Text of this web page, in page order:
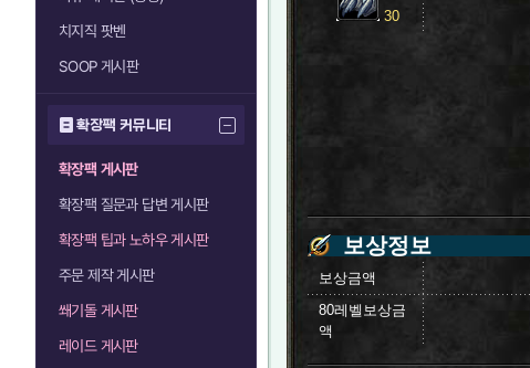
치지직 팟벤
SOOP 게시판
확장팩 커뮤니티
확장팩 게시판
확장팩 질문과 답변 게시판
확장팩 팁과 노하우 게시판
주문 제작 게시판
쐐기돌 게시판
레이드 게시판
30
보상정보
보상금액
80레벨보상금
액